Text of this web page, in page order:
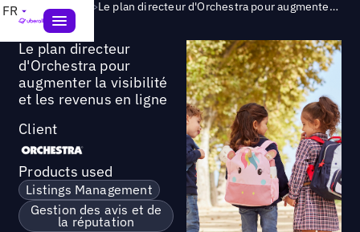
FR Success Story > Le plan directeur d'Orchestra pour augmenter la visibilité et les revenus en ligne
Le plan directeur
d'Orchestra pour
augmenter la visibilité
et les revenus en ligne
Client
Products used
Listings Management
Gestion des avis et de
la réputation